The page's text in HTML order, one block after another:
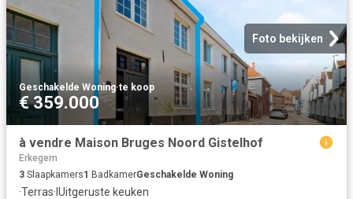
Foto bekijken
Geschakelde Woning·te koop
€ 359.000
à vendre Maison Bruges Noord Gistelhof
Erkegem
3 Slaapkamers1 BadkamerGeschakelde Woning
·Terras· IUitgeruste keuken